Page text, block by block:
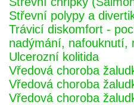
Střevní polypy a
Trávicí diskomfort -
nadýmání, nafouknutí,
Ulcerozní kolitida
Vředová choroba
Vředová choroba
Vředová choroba